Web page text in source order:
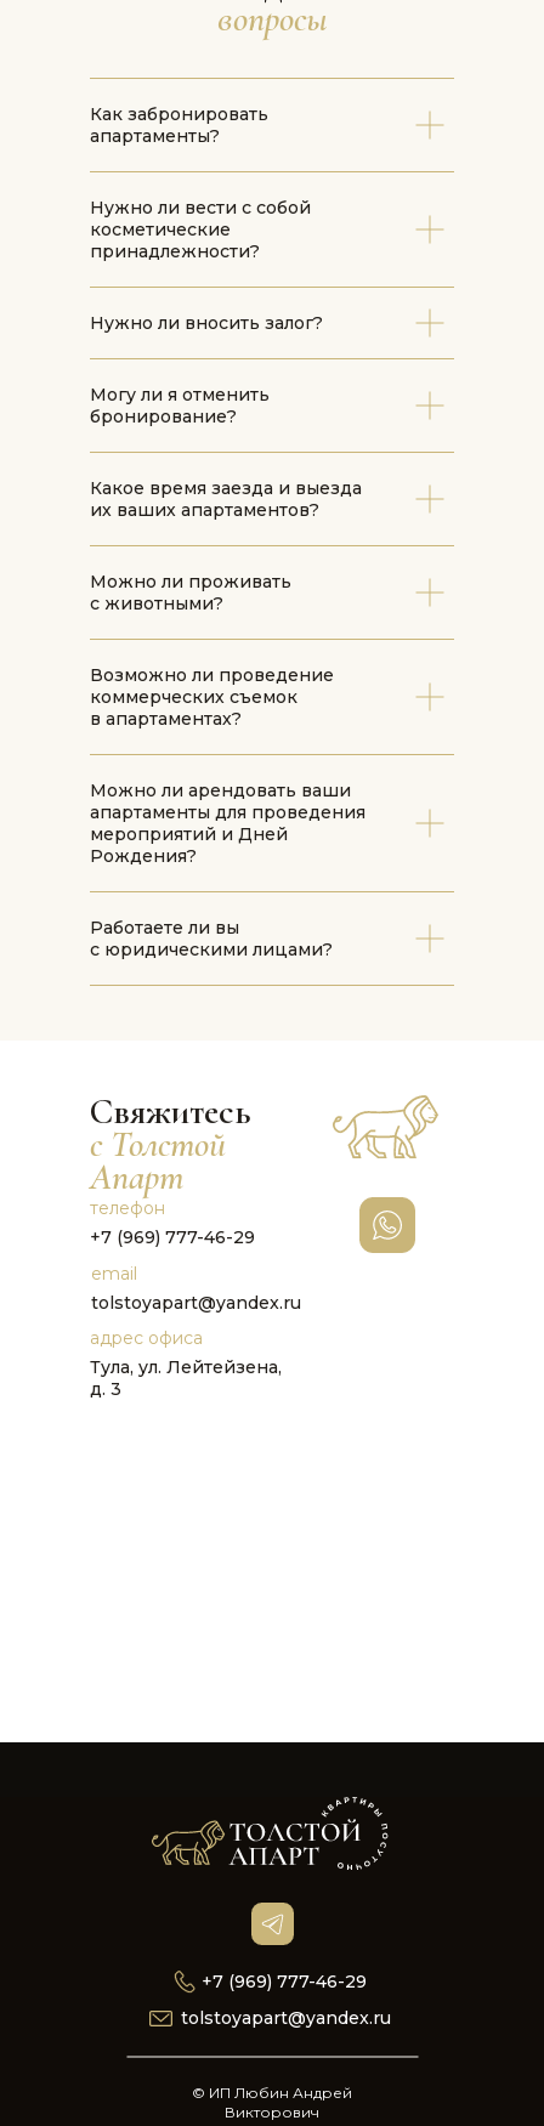
вопросы
Как забронировать
апартаменты?
Нужно ли вести с собой
косметические
принадлежности?
Нужно ли вносить залог?
Могу ли я отменить
бронирование?
Какое время заезда и выезда
их ваших апартаментов?
Можно ли проживать
с животными?
Возможно ли проведение
коммерческих съемок
в апартаментах?
Можно ли арендовать ваши
апартаменты для проведения
мероприятий и Дней
Рождения?
Работаете ли вы
с юридическими лицами?
телефон
+7 (969) 777-46-29
адрес офиса
Тула, ул. Лейтейзена,
д. 3
email
tolstoyapart@yandex.ru
Свяжитесь
с Толстой
Апарт
+7 (969) 777-46-29
© ИП Любин Андрей
Викторович
tolstoyapart@yandex.ru